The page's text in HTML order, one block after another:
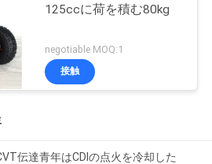
125ccに荷を積む80kg
negotiable MOQ:1
接触
伝達青年はCDIの点火を冷却した